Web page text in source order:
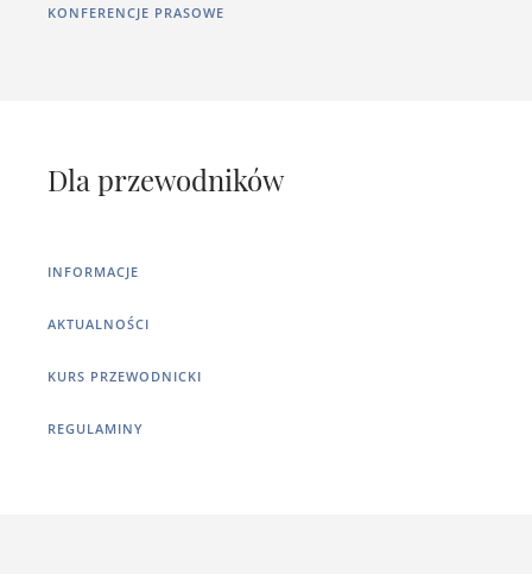
KONFERENCJE PRASOWE
Dla przewodników
INFORMACJE
AKTUALNOŚCI
KURS PRZEWODNICKI
REGULAMINY